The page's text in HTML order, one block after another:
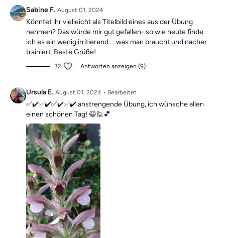
Die Übungen bilden insgesamt ein Ganzkörpertraining mit
verschiedenen Schwerpunkten und sind somit die ideale
Grundlage für einschmerzfreies, gesundes undbewegliches
Leben.
Mach dir keine Sorgen, falls du mal einen Tag verpasst, denn die
“Vergangene Trainings des Tages”
vergangen Einheiten.
Sabine F. August 01, 2024
Könntet ihr vielleicht als Titelbild eines aus der Übung
nehmen? Das würde mir gut gefallen- so wie heute finde
ich es ein wenig irritierend … was man braucht und nacher
trainiert. Beste Grüße!
32 Antworten anzeigen (9)
Ursula E. August 01, 2024 • Bearbeitet
✅✔️✅✔️✅✔️✅✔️ anstrengende Übung, ich wünsche allen
einen schönen Tag! 😃🙋💕